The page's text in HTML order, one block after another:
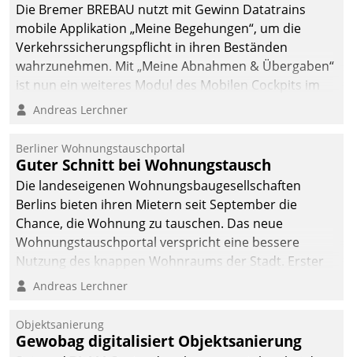
Die Bremer BREBAU nutzt mit Gewinn Datatrains
mobile Applikation „Meine Begehungen“, um die
Verkehrssicherungspflicht in ihren Beständen
wahrzunehmen. Mit „Meine Abnahmen & Übergaben“
ist nun ein weiteres Modul des Mobilen Cockpits im
Einsatz.
Andreas Lerchner
Berliner Wohnungstauschportal
Guter Schnitt bei Wohnungstausch
Die landeseigenen Wohnungsbaugesellschaften
Berlins bieten ihren Mietern seit September die
Chance, die Wohnung zu tauschen. Das neue
Wohnungstauschportal verspricht eine bessere
Nutzung des knappen Wohnraums der Stadt. Erster
Anwendungsfall für Datatrains Lösung API-Hub mit
Unternehmen.
Andreas Lerchner
Objektsanierung
Gewobag digitalisiert Objektsanierung